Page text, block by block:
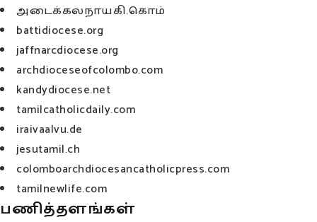
அடைக்கலநாயகி.கொம்
battidiocese.org
jaffnarcdiocese.org
archdioceseofcolombo.com
kandydiocese.net
tamilcatholicdaily.com
iraivaalvu.de
jesutamil.ch
colomboarchdiocesancatholicpress.com
tamilnewlife.com
பணித்தளங்கள்